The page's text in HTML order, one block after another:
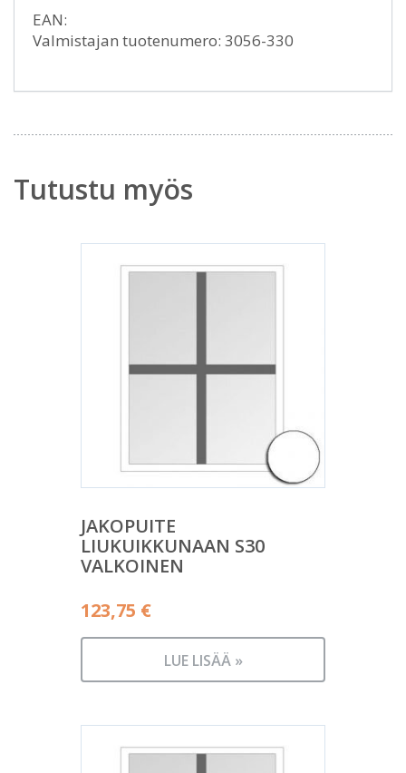
EAN:
Valmistajan tuotenumero: 3056-330
Tutustu myös
JAKOPUITE
LIUKUIKKUNAAN S30
VALKOINEN
123,75 €
LUE LISÄÄ »